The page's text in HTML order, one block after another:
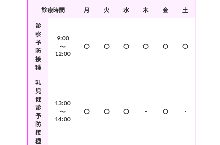
診療時間 月 火 水 木 金 土
診
察
予
防
接
種
9:00
～
12:00
〇 〇 〇 〇 〇 〇
乳
児
健
診
予
防
接
種
13:00
～
14:00
〇 〇 〇 - 〇 -